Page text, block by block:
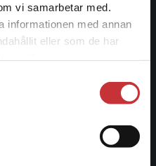
vi samarbetar med.
informationen med annan
eller som de har
enhet utanför Sverige.
utanför Sverige. För
finns Studentlitteratur med